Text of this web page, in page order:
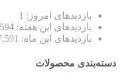
بازدیدهای امروز: 1
بازدیدهای این هفته:
بازدیدهای این ماه:
دسته‌بندی محصولات